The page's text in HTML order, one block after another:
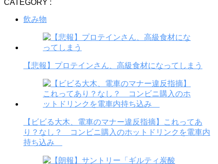
CATEGORY :
飲み物
【悲報】プロテインさん、高級食材になってしまう
【ビビる大木、電車のマナー違反指摘】これってあ
り？なし？ コンビニ購入のホットドリンクを電車内
持ち込み